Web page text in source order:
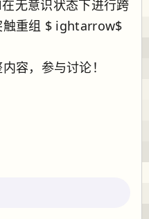
无意识状态下进行跨
触重组 $ ightarrow$
容，参与讨论！